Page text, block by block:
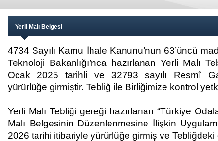
Yerli Malı Belgesi
4734 Sayılı Kamu İhale Kanunu’nun 63’üncü
Teknoloji Bakanlığı’nca hazırlanan Yerli Malı
Ocak 2025 tarihli ve 32793 sayılı Resmî
yürürlüğe girmiştir. Tebliğ ile Birliğimize kontrol
Yerli Malı Tebliği gereği hazırlanan “Türkiye
Malı Belgesinin Düzenlenmesine İlişkin
2026 tarihi itibariyle yürürlüğe girmiş ve